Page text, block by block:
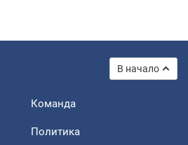
В начало
Команда
Политика